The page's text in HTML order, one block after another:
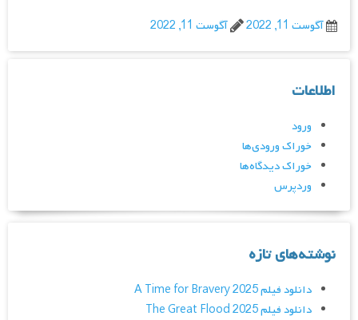
آگوست 11, 2022
آگوست 11, 2022
اطلاعات
ورود
خوراک ورودی‌ها
خوراک دیدگاه‌ها
وردپرس
نوشته‌های تازه
دانلود فیلم A Time for Bravery 2025
دانلود فیلم The Great Flood 2025